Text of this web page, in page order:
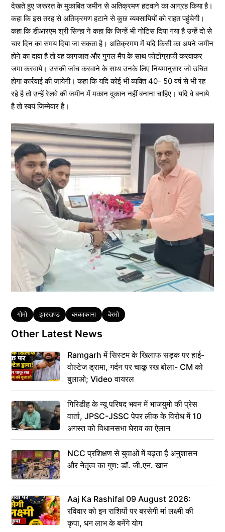
देखते हुए जरूरत के मुकाबित जमीन से अतिक्रमण हटवाने का आग्रह किया है।
कहा कि इस तरह से अतिक्रमण हटाने से कुछ व्यवसायियों को राहत पहुंचेगी।
कहा कि डीआरएम श्री सिन्हा ने कहा कि जिन्हें भी नोटिस दिया गया है उन्हें दो से
चार दिन का समय दिया जा सकता है। अतिक्रमण में यदि किसी का अपने जमीन
होने का दावा है तो वह कागजात और गुगल मैप के साथ फोटोग्राफी करवाकर
जमा करवाये। उसकी जांच करवाने के साथ उनके लिए नियमानुसार जो उचित
होगा कार्रवाई की जायेगी। कहा कि यदि कोई भी व्यक्ति 40- 50 वर्ष से भी रह
रहे है तो उन्हें रेलवे की जमीन में मकान दुकान नहीं बनाना चाहिए। यदि वे बनाये
है तो स्वयं जिम्मेवार है।
Tags
गोमो झारखण्ड बरकाकाना बेरमो
Other Latest News
Ramgarh में सिस्टम के खिलाफ सड़क पर हाई-
वोल्टेज ड्रामा, गर्दन पर चाकू रख बोला- CM को
बुलाओ; Video वायरल
गिरिडीह के न्यू परिषद भवन में भाजयुमो की प्रेस
वार्ता, JPSC-JSSC पेपर लीक के विरोध में 10
अगस्त को विधानसभा घेराव का ऐलान
NCC प्रशिक्षण से युवाओं में बढ़ता है अनुशासन
और नेतृत्व का गुण: डॉ. जी.एन. खान
Aaj Ka Rashifal 09 August 2026:
रविवार को इन राशियों पर बरसेगी मां लक्ष्मी की
कृपा, धन लाभ के बनेंगे योग